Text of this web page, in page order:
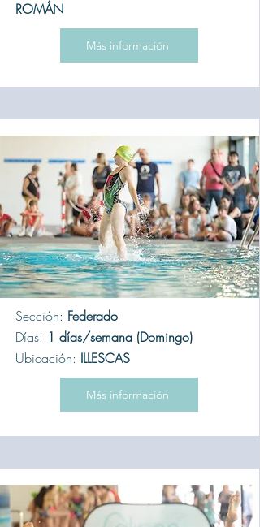
ROMÁN
Más información
Sección: Federado
Días: 1 días/semana (Domingo)
Ubicación: ILLESCAS
Más información